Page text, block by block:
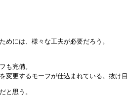
には、様々な工夫が必要だろう。
も完備。
更するモーフが仕込まれている。抜け目
と思う。